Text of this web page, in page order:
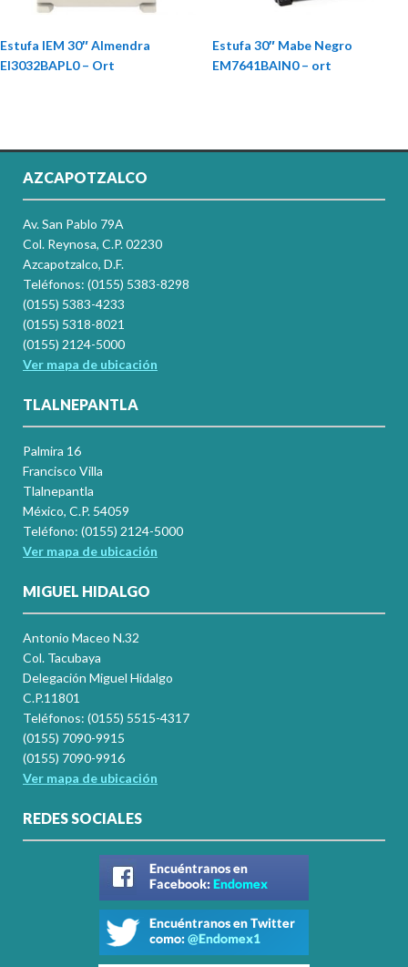
Estufa IEM 30″ Almendra
EI3032BAPL0 – Ort
Estufa 30″ Mabe Negro
EM7641BAIN0 – ort
AZCAPOTZALCO
Av. San Pablo 79A
Col. Reynosa, C.P. 02230
Azcapotzalco, D.F.
Teléfonos: (0155) 5383-8298
(0155) 5383-4233
(0155) 5318-8021
(0155) 2124-5000
Ver mapa de ubicación
TLALNEPANTLA
Palmira 16
Francisco Villa
Tlalnepantla
México, C.P. 54059
Teléfono: (0155) 2124-5000
Ver mapa de ubicación
MIGUEL HIDALGO
Antonio Maceo N.32
Col. Tacubaya
Delegación Miguel Hidalgo
C.P.11801
Teléfonos: (0155) 5515-4317
(0155) 7090-9915
(0155) 7090-9916
Ver mapa de ubicación
REDES SOCIALES